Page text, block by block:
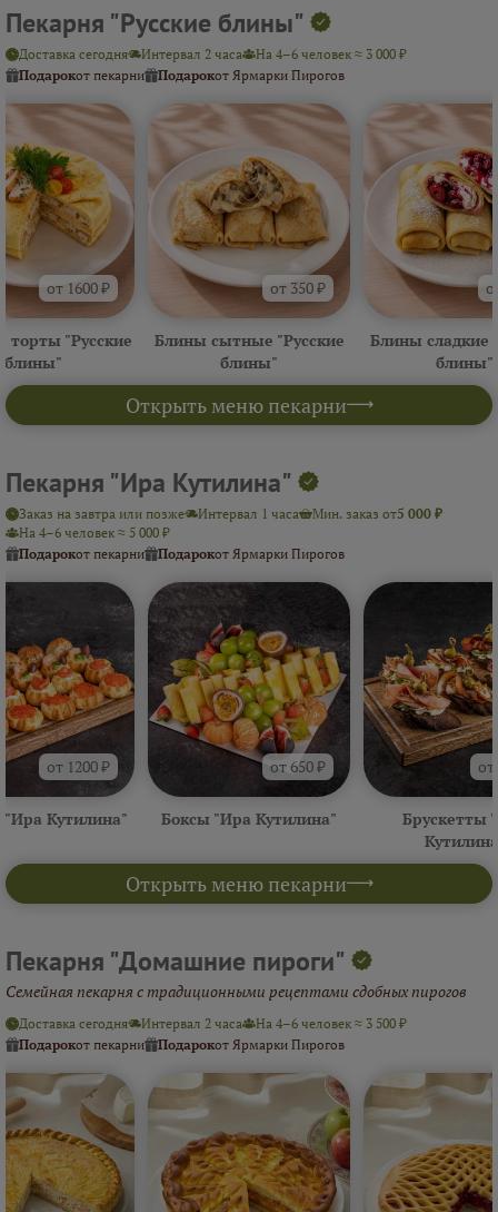
Пекарня "Русские блины"
Открыть меню пекарни
Доставка сегодня Интервал 2 часа
На 4–6 человек ≈ 3 000 ₽
Подарокот пекарни Подарокот Ярмарки Пирогов
от 1600 ₽
торты "Русские
блины"
от 350 ₽
Блины сытные "Русские
блины"
Блины сладкие
блины"
Пекарня "Ира Кутилина"
Открыть меню пекарни
Заказ на завтра или позже Интервал 1 часа Мин. заказ от5 000 ₽
На 4–6 человек ≈ 5 000 ₽
Подарокот пекарни Подарокот Ярмарки Пирогов
от 1200 ₽
"Ира Кутилина"
от 650 ₽
Боксы "Ира Кутилина"
Брускетты
Пекарня "Домашние пироги"
Семейная пекарня с традиционными рецептами сдобных пирогов
Доставка сегодня Интервал 2 часа
На 4–6 человек ≈ 3 500 ₽
Подарокот пекарни Подарокот Ярмарки Пирогов